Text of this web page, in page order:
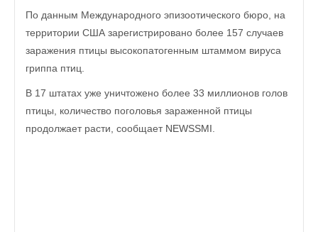
По данным Международного эпизоотического бюро, на
территории США зарегистрировано более 157 случаев
заражения птицы высокопатогенным штаммом вируса
гриппа птиц.
В 17 штатах уже уничтожено более 33 миллионов голов
птицы, количество поголовья зараженной птицы
продолжает расти, сообщает NEWSSMI